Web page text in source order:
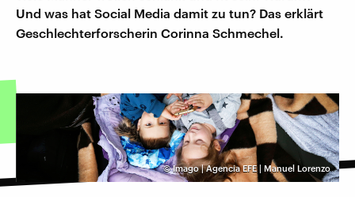
Und was hat Social Media damit zu tun? Das erklärt
Geschlechterforscherin Corinna Schmechel.
©Imago | Agencia EFE | Manuel Lorenzo